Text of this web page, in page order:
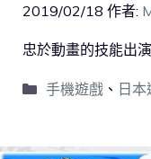
2019/02/18 作者:
忠於動畫的技能出
手機遊戲、 日本